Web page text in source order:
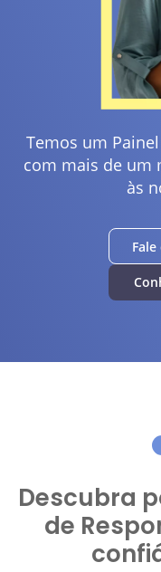
Temos um
com mais de um
às
Descubra
de